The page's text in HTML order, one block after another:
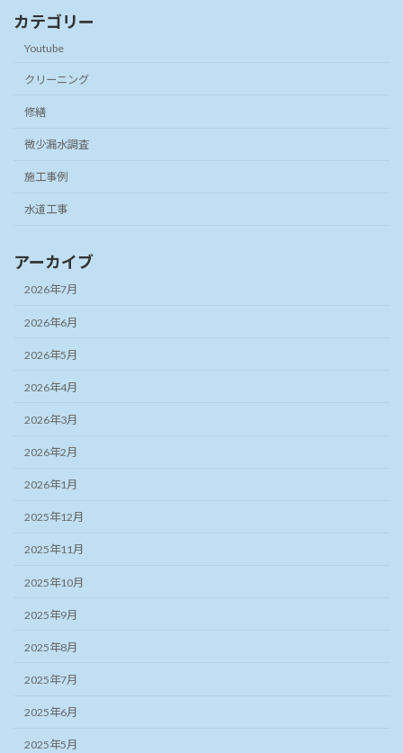
カテゴリー
Youtube
クリーニング
修繕
微少漏水調査
施工事例
水道工事
アーカイブ
2026年7月
2026年6月
2026年5月
2026年4月
2026年3月
2026年2月
2026年1月
2025年12月
2025年11月
2025年10月
2025年9月
2025年8月
2025年7月
2025年6月
2025年5月